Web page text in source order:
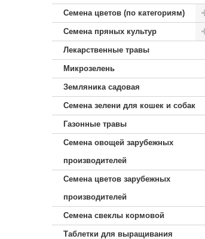
Семена цветов (по категориям)
Семена пряных культур
Лекарственные травы
Микрозелень
Земляника садовая
Семена зелени для кошек и собак
Газонные травы
Семена овощей зарубежных
производителей
Семена цветов зарубежных
производителей
Семена свеклы кормовой
Таблетки для выращивания